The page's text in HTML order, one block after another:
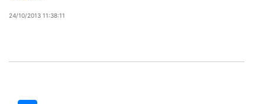
24/10/2013 11:38:11